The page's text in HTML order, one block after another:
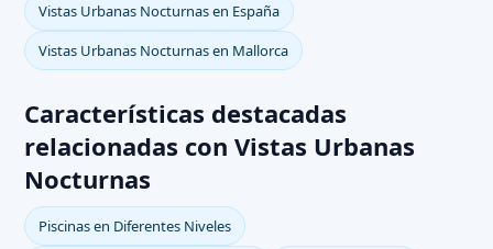
Vistas Urbanas Nocturnas en España
Vistas Urbanas Nocturnas en Mallorca
Características destacadas
relacionadas con Vistas Urbanas
Nocturnas
Piscinas en Diferentes Niveles